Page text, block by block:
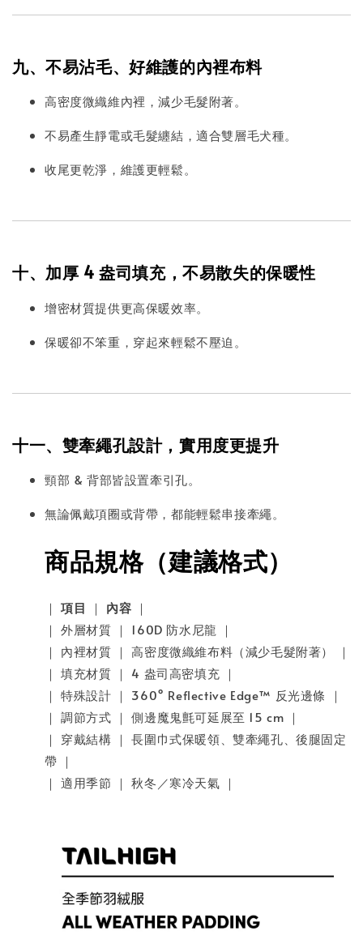
九、不易沾毛、好維護的內裡布料
高密度微織維內裡，減少毛髮附著。
不易產生靜電或毛髮纏結，適合雙層毛犬種。
收尾更乾淨，維護更輕鬆。
十、加厚 4 盎司填充，不易散失的保暖性
增密材質提供更高保暖效率。
保暖卻不笨重，穿起來輕鬆不壓迫。
十一、雙牽繩孔設計，實用度更提升
頸部 & 背部皆設置牽引孔。
無論佩戴項圈或背帶，都能輕鬆串接牽繩。
商品規格（建議格式）
｜項目 ｜ 內容 ｜
｜ 外層材質 ｜ 160D 防水尼龍 ｜
｜ 內裡材質 ｜ 高密度微織維布料（減少毛髮附著） ｜
｜ 填充材質 ｜ 4 盎司高密填充 ｜
｜ 特殊設計 ｜ 360° Reflective Edge™ 反光邊條 ｜
｜ 調節方式 ｜ 側邊魔鬼氈可延展至 15 cm ｜
｜ 穿戴結構 ｜ 長圍巾式保暖領、雙牽繩孔、後腿固定
帶 ｜
｜ 適用季節 ｜ 秋冬／寒冷天氣 ｜